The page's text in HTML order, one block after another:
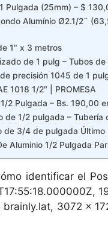
Pulgada (25mm) – $
Alumínio Ø2.1/2¨
1" x 3 metros
de 1 pulg – Tubos
precisión 1045 de 1
1018 1/2″ | PROMESA
2 Pulgada – Bs. 190,00
de 1/2 pulgada – Tubería
de 3/4 de pulgada Último
Aluminio 1/2 Pulgada
identificar el
3072 x